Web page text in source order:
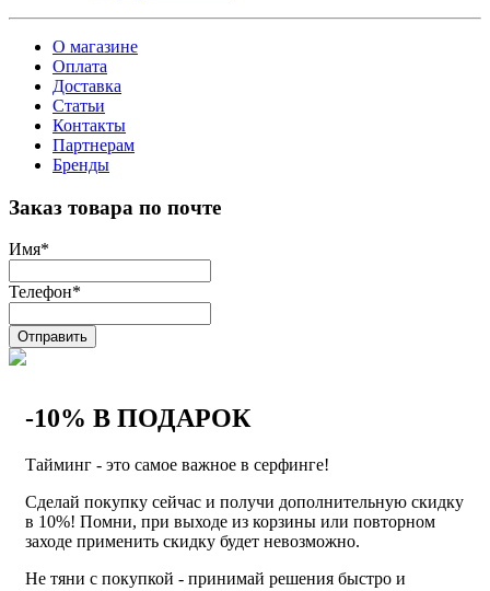
О магазине
Оплата
Доставка
Статьи
Контакты
Партнерам
Бренды
Заказ товара по почте
Имя*
Телефон*
Отправить
-10% В ПОДАРОК
Тайминг - это самое важное в серфинге!
Сделай покупку сейчас и получи дополнительную скидку
в 10%! Помни, при выходе из корзины или повторном
заходе применить скидку будет невозможно.
Не тяни с покупкой - принимай решения быстро и